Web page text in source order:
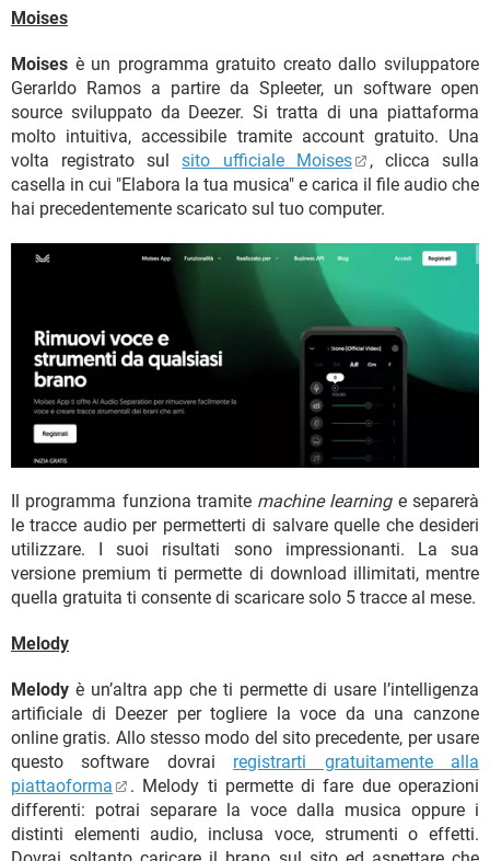
Moises
Moises è un programma gratuito creato dallo sviluppatore
Gerarldo Ramos a partire da Spleeter, un software open
source sviluppato da Deezer. Si tratta di una piattaforma
molto intuitiva, accessibile tramite account gratuito. Una
volta registrato sulsito ufficiale Moises
, clicca sulla
casella in cui "Elabora la tua musica" e carica il file audio che
hai precedentemente scaricato sul tuo computer.
Il programma funziona tramite machine learninge separerà
le tracce audio per permetterti di salvare quelle che desideri
utilizzare. I suoi risultati sono impressionanti. La sua
versione premium ti permette di download illimitati, mentre
quella gratuita ti consente di scaricare solo 5 tracce al mese.
Melody
Melody è un’altra app che ti permette di usare l’intelligenza
artificiale di Deezer per togliere la voce da una canzone
online gratis. Allo stesso modo del sito precedente, per usare
questo software dovrai registrarti gratuitamente alla
piattaoforma
. Melody ti permette di fare due operazioni
differenti: potrai separare la voce dalla musica oppure i
distinti elementi audio, inclusa voce, strumenti o effetti.